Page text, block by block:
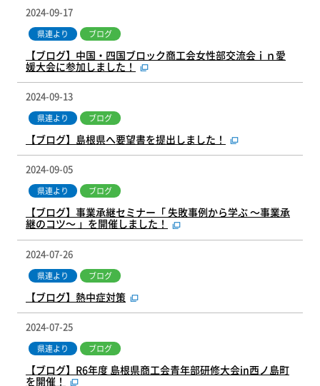
2024-09-17
県連より ブログ
【ブログ】中国・四国ブロック商工会女性部交流会ｉｎ愛
媛大会に参加しました！
2024-09-13
県連より ブログ
【ブログ】島根県へ要望書を提出しました！
2024-09-05
県連より ブログ
【ブログ】事業承継セミナー「 失敗事例から学ぶ ～事業承
継のコツ～ 」を開催しました！
2024-07-26
県連より ブログ
【ブログ】熱中症対策
2024-07-25
県連より ブログ
【ブログ】R6年度 島根県商工会青年部研修大会in西ノ島町
を開催！